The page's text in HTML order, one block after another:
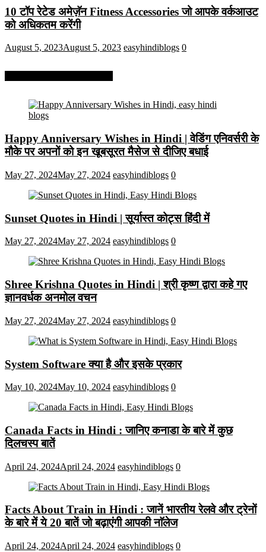
10 टॉप रेटेड अमेज़ॅन Fitness Accessories जो आपके वर्कआउट
को अधिकतम करेंगी
August 5, 2023August 5, 2023 easyhindiblogs 0
Happy Anniversary Wishes in Hindi | वेडिंग एनिवर्सरी के
मौके पर अपनों को इन खूबसूरत मैसेज से दीजिए बधाई
May 27, 2024May 27, 2024 easyhindiblogs 0
Sunset Quotes in Hindi | सूर्यास्त कोट्स हिंदी में
May 27, 2024May 27, 2024 easyhindiblogs 0
Shree Krishna Quotes in Hindi | श्री कृष्ण द्वारा कहे गए
ज्ञानवर्धक अनमोल वचन
May 27, 2024May 27, 2024 easyhindiblogs 0
System Software क्या है और इसके प्रकार
May 10, 2024May 10, 2024 easyhindiblogs 0
Canada Facts in Hindi : जानिए कनाडा के बारे में कुछ
दिलचस्प बातें
April 24, 2024April 24, 2024 easyhindiblogs 0
Facts About Train in Hindi : जानें भारतीय रेलवे और ट्रेनों
के बारे में ये 20 बातें जो बढ़ाएंगी आपकी नाॅलेज
April 24, 2024April 24, 2024 easyhindiblogs 0